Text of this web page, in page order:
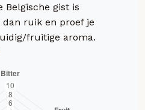
Belgische gist is
ruik en proef je
fruitige aroma.